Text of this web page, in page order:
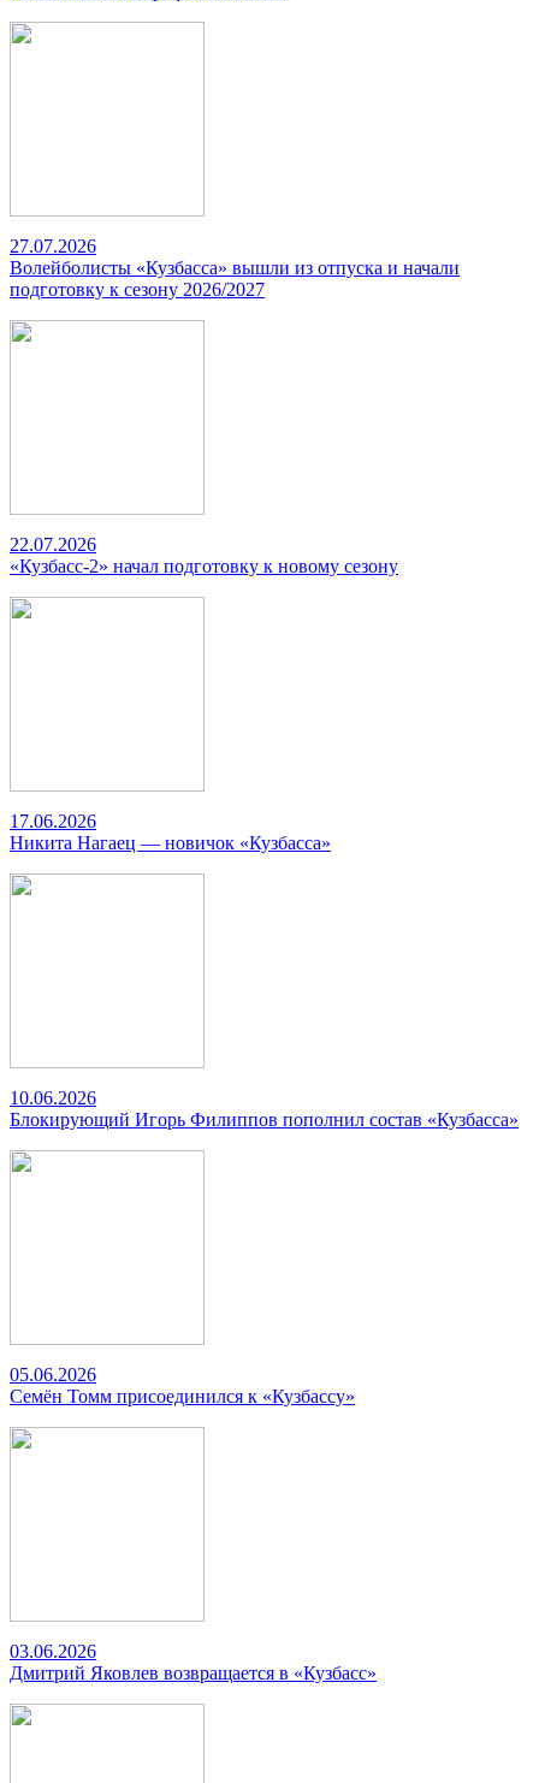
27.07.2026
Волейболисты «Кузбасса» вышли из отпуска и начали
подготовку к сезону 2026/2027
22.07.2026
«Кузбасс-2» начал подготовку к новому сезону
17.06.2026
Никита Нагаец — новичок «Кузбасса»
10.06.2026
Блокирующий Игорь Филиппов пополнил состав «Кузбасса»
05.06.2026
Семён Томм присоединился к «Кузбассу»
03.06.2026
Дмитрий Яковлев возвращается в «Кузбасс»